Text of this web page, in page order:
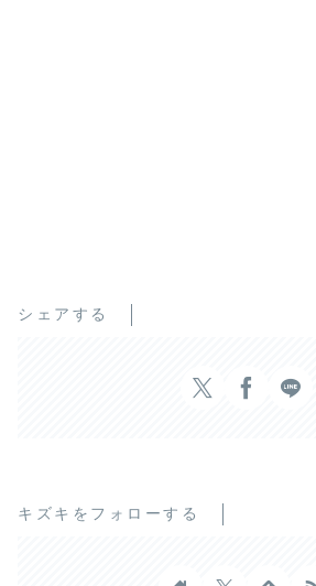
シェアする
キズキをフォローする